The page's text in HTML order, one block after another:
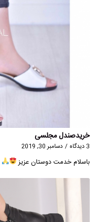
خریدصندل مجلسی
3 دیدگاه / دسامبر 30, 2019
باسلام خدمت دوستان عزیز